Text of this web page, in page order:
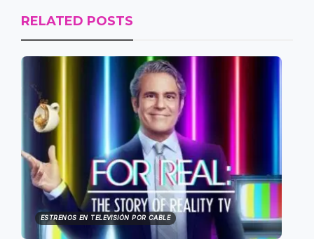
RELATED POSTS
ESTRENOS EN TELEVISIÓN POR CABLE